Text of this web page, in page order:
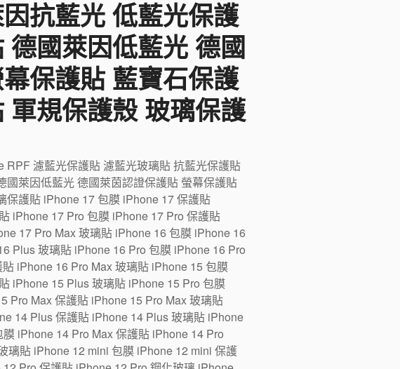
抗藍光 低藍光保護
國萊因低藍光 德國
保護貼 藍寶石保護
規保護殼 玻璃保護
濾藍光保護貼 濾藍光玻璃貼 抗藍光保護貼
萊因低藍光 德國萊茵認證保護貼 螢幕保護貼
保護貼 iPhone 17 包膜 iPhone 17 保護貼
iPhone 17 Pro 包膜 iPhone 17 Pro 保護貼
17 Pro Max 玻璃貼 iPhone 16 包膜 iPhone 16
Plus 玻璃貼 iPhone 16 Pro 包膜 iPhone 16 Pro
iPhone 16 Pro Max 玻璃貼 iPhone 15 包膜
iPhone 15 Plus 玻璃貼 iPhone 15 Pro 包膜
Pro Max 保護貼 iPhone 15 Pro Max 玻璃貼
14 Plus 保護貼 iPhone 14 Plus 玻璃貼 iPhone
iPhone 14 Pro Max 保護貼 iPhone 14 Pro
璃貼 iPhone 12 mini 包膜 iPhone 12 mini 保護